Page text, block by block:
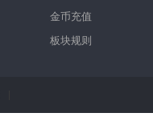
金币充值
板块规则